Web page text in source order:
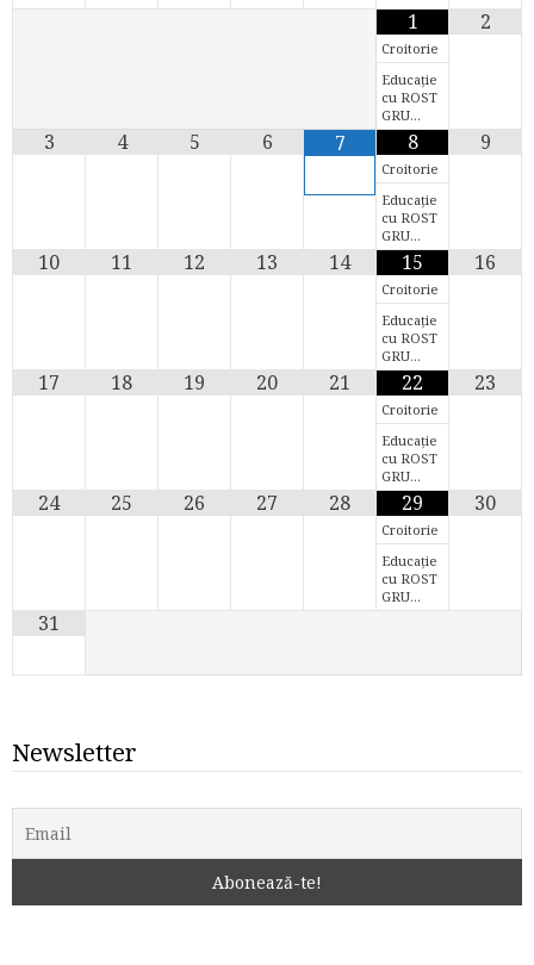
1
Croitorie
Educație
cu ROST
GRU…
2
3 4 5 6 7 8
Croitorie
Educație
cu ROST
GRU…
9
10 11 12 13 14 15
Croitorie
Educație
cu ROST
GRU…
16
17 18 19 20 21 22
Croitorie
Educație
cu ROST
GRU…
23
24 25 26 27 28 29
Croitorie
Educație
cu ROST
GRU…
30
31
Newsletter